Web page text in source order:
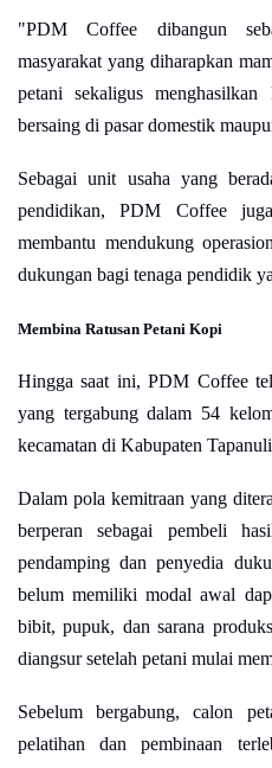
"PDM Coffee dibangun
masyarakat yang diharapkan
petani sekaligus
bersaing di pasar domestik
Sebagai unit usaha yang
pendidikan, PDM Coffee
membantu mendukung
dukungan bagi tenaga pendidik
Membina Ratusan Petani Kopi
Hingga saat ini, PDM Coffee
yang tergabung dalam 54
kecamatan di Kabupaten
Dalam pola kemitraan yang
berperan sebagai pembeli
pendamping dan penyedia
belum memiliki modal awal
bibit, pupuk, dan sarana
diangsur setelah petani mulai
Sebelum bergabung, calon
pelatihan dan pembinaan